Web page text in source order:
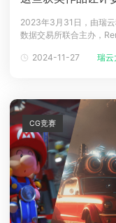
2023年3月31日，由瑞
数据交易所联合主办，
万象第二届瑞云3D渲染
2024-11-27 瑞云
CG竞赛